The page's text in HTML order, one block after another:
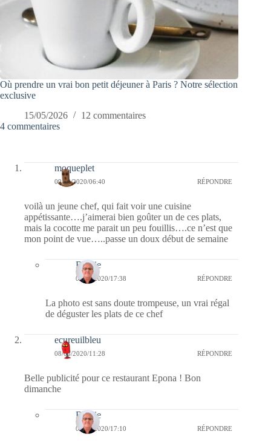
Où prendre un vrai bon petit déjeuner à Paris ? Notre sélection
exclusive
15/05/2026
12 commentaires
4 commentaires
moqueplet
09/03/2020/06:40 RÉPONDRE
voilà un jeune chef, qui fait voir une cuisine
appétissante….j’aimerai bien goûter un de ces plats,
mais la cocotte me parait un peu fouillis….ce n’est que
mon point de vue…..passe un doux début de semaine
Bernie
09/03/2020/17:38 RÉPONDRE
La photo est sans doute trompeuse, un vrai régal
de déguster les plats de ce chef
ecureuilbleu
08/03/2020/11:28 RÉPONDRE
Belle publicité pour ce restaurant Epona ! Bon
dimanche
Bernie
08/03/2020/17:10 RÉPONDRE